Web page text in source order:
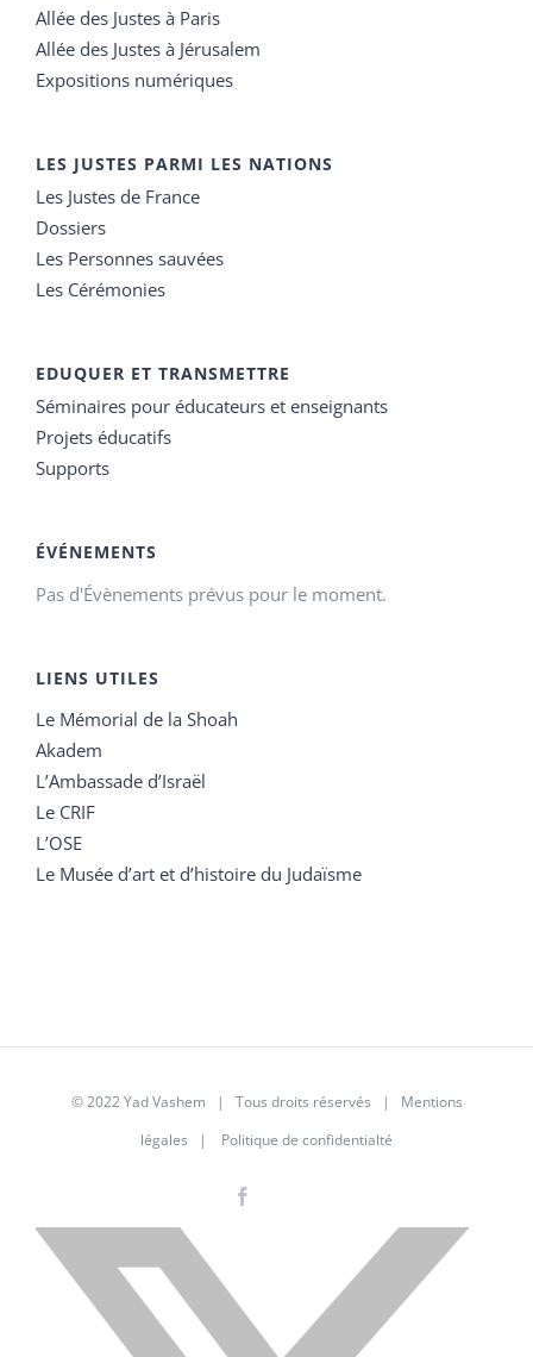
Allée des Justes à Paris
Allée des Justes à Jérusalem
Expositions numériques
LES JUSTES PARMI LES NATIONS
Les Justes de France
Dossiers
Les Personnes sauvées
Les Cérémonies
EDUQUER ET TRANSMETTRE
Séminaires pour éducateurs et enseignants
Projets éducatifs
Supports
ÉVÉNEMENTS
Pas d'Évènements prévus pour le moment.
LIENS UTILES
Le Mémorial de la Shoah
Akadem
L’Ambassade d’Israël
Le CRIF
L’OSE
Le Musée d’art et d’histoire du Judaïsme
© 2022 Yad Vashem | Tous droits réservés | Mentions
légales | Politique de confidentialté
X